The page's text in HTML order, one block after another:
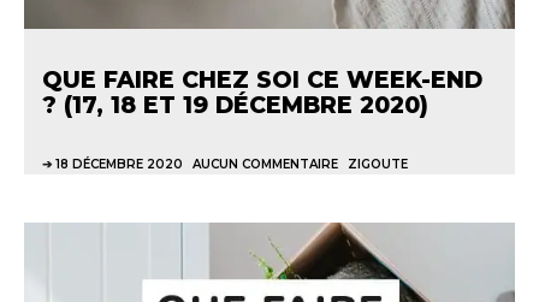
QUE FAIRE CHEZ SOI CE WEEK-END
? (17, 18 ET 19 DÉCEMBRE 2020)
18 DÉCEMBRE 2020 AUCUN COMMENTAIRE ZIGOUTE